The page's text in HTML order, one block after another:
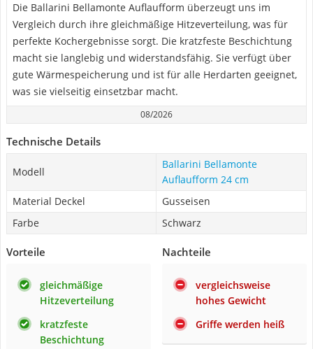
Die Ballarini Bellamonte Auflaufform überzeugt uns im
Vergleich durch ihre gleichmäßige Hitzeverteilung, was für
perfekte Kochergebnisse sorgt. Die kratzfeste Beschichtung
macht sie langlebig und widerstandsfähig. Sie verfügt über
gute Wärmespeicherung und ist für alle Herdarten geeignet,
was sie vielseitig einsetzbar macht.
08/2026
Technische Details
Modell
Ballarini Bellamonte
Auflaufform 24 cm
Material Deckel
Gusseisen
Farbe
Schwarz
Vorteile
gleichmäßige
Hitzeverteilung
kratzfeste
Beschichtung
Nachteile
vergleichsweise
hohes Gewicht
Griffe werden heiß